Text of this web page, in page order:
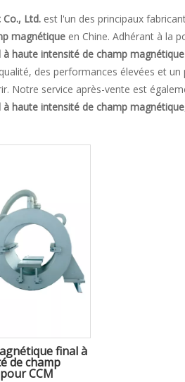
Co., Ltd. est l'un des principaux
magnétique en Chine. Adhérant à la
haute intensité de champ magnétique
des performances élevées et
Notre service après-vente est
haute intensité de champ magnétique
final à
de champ
CCM